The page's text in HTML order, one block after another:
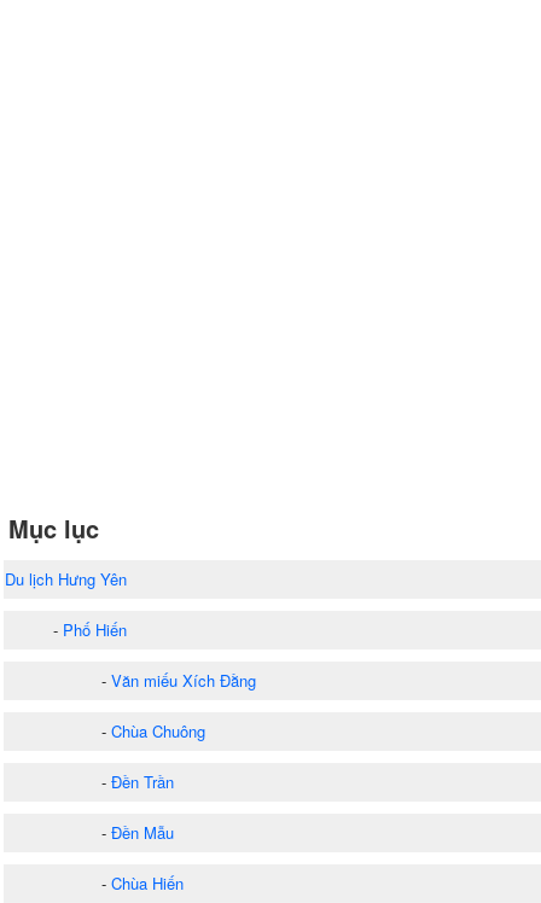
Mục lục
Du lịch Hưng Yên
- Phố Hiến
- Văn miếu Xích Đằng
- Chùa Chuông
- Đền Trần
- Đền Mẫu
- Chùa Hiến